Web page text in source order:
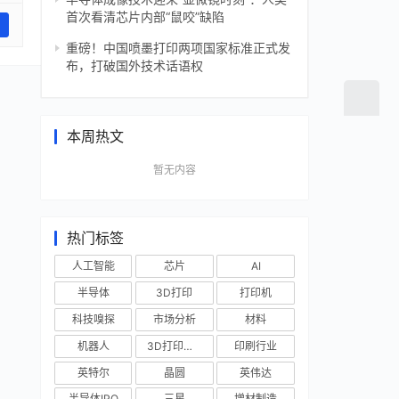
首次看清芯片内部“鼠咬”缺陷
重磅！中国喷墨打印两项国家标准正式发
布，打破国外技术话语权
本周热文
暂无内容
热门标签
人工智能 芯片
AI
半导体
3D打印
打印机
科技嗅探
市场分析
材料
机器人
3D打印技术
印刷行业
英特尔
晶圆
英伟达